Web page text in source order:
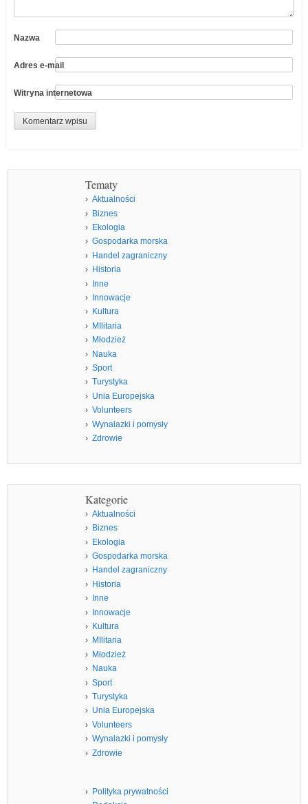
Nazwa
Adres e-mail
Witryna internetowa
Tematy
Aktualności
Biznes
Ekologia
Gospodarka morska
Handel zagraniczny
Historia
Inne
Innowacje
Kultura
MIlitaria
Młodzież
Nauka
Sport
Turystyka
Unia Europejska
Volunteers
Wynalazki i pomysły
Zdrowie
Kategorie
Aktualności
Biznes
Ekologia
Gospodarka morska
Handel zagraniczny
Historia
Inne
Innowacje
Kultura
MIlitaria
Młodzież
Nauka
Sport
Turystyka
Unia Europejska
Volunteers
Wynalazki i pomysły
Zdrowie
Polityka prywatności